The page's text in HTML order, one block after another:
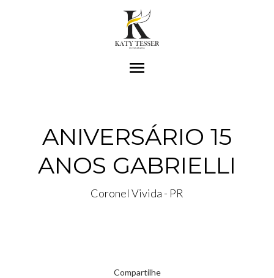
menu
ANIVERSÁRIO 15
ANOS GABRIELLI
Coronel Vivida - PR
Compartilhe